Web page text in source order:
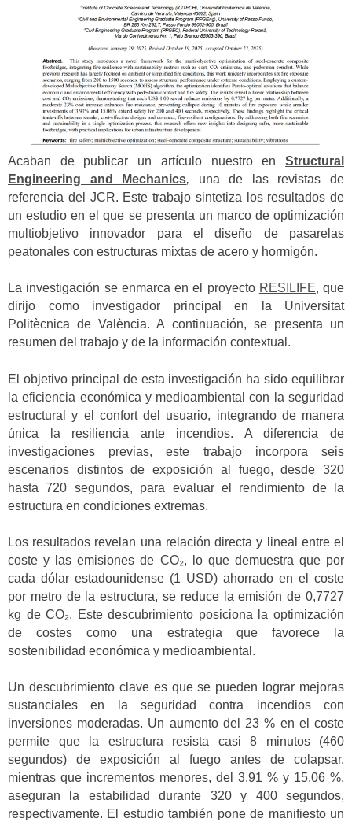
Acaban de publicar un artículo nuestro en Structural
Engineering and Mechanics, una de las revistas de
referencia del JCR. Este trabajo sintetiza los resultados de
un estudio en el que se presenta un marco de optimización
multiobjetivo innovador para el diseño de pasarelas
peatonales con estructuras mixtas de acero y hormigón.
La investigación se enmarca en el proyecto RESILIFE, que
dirijo como investigador principal en la Universitat
Politècnica de València. A continuación, se presenta un
resumen del trabajo y de la información contextual.
El objetivo principal de esta investigación ha sido equilibrar
la eficiencia económica y medioambiental con la seguridad
estructural y el confort del usuario, integrando de manera
única la resiliencia ante incendios. A diferencia de
investigaciones previas, este trabajo incorpora seis
escenarios distintos de exposición al fuego, desde 320
hasta 720 segundos, para evaluar el rendimiento de la
estructura en condiciones extremas.
Los resultados revelan una relación directa y lineal entre el
coste y las emisiones de CO₂, lo que demuestra que por
cada dólar estadounidense (1 USD) ahorrado en el coste
por metro de la estructura, se reduce la emisión de 0,7727
kg de CO₂. Este descubrimiento posiciona la optimización
de costes como una estrategia que favorece la
sostenibilidad económica y medioambiental.
Un descubrimiento clave es que se pueden lograr mejoras
sustanciales en la seguridad contra incendios con
inversiones moderadas. Un aumento del 23 % en el coste
permite que la estructura resista casi 8 minutos (460
segundos) de exposición al fuego antes de colapsar,
mientras que incrementos menores, del 3,91 % y 15,06 %,
aseguran la estabilidad durante 320 y 400 segundos,
respectivamente. El estudio también pone de manifiesto un